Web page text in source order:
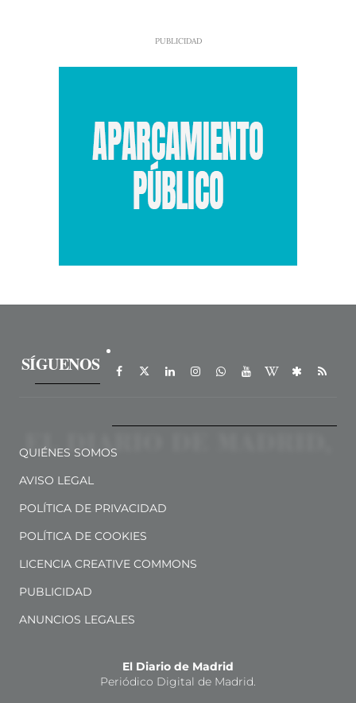
SÍGUENOS
QUIÉNES SOMOS
AVISO LEGAL
POLÍTICA DE PRIVACIDAD
POLÍTICA DE COOKIES
LICENCIA CREATIVE COMMONS
PUBLICIDAD
ANUNCIOS LEGALES
El Diario de Madrid
Periódico Digital de Madrid.